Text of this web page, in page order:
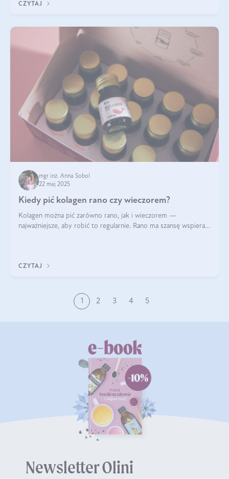
CZYTAJ
mgr inż. Anna Sobol
22 maj 2025
Kiedy pić kolagen rano czy wieczorem?
Kolagen można pić zarówno rano, jak i wieczorem —
najważniejsze, aby robić to regularnie. Rano ma szansę wspierać
CZYTAJ
1 2 3 4 5
Newsletter Olini